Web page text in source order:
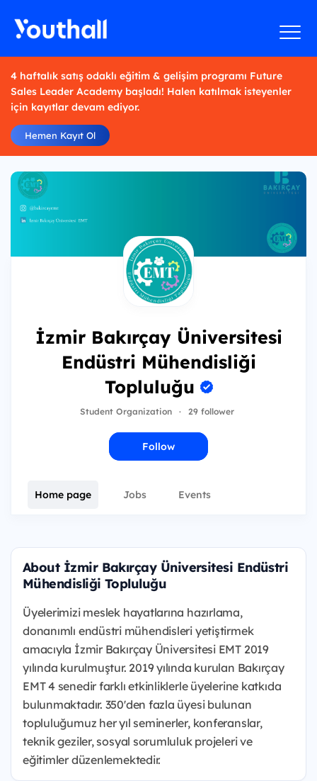
4 haftalık satış odaklı eğitim & gelişim programı Future
Sales Leader Academy başladı! Halen katılmak isteyenler
için kayıtlar devam ediyor.
Hemen Kayıt Ol
İzmir Bakırçay Üniversitesi
Endüstri Mühendisliği
Topluluğu
Student Organization · 29 follower
Follow
Home page Jobs Events
About İzmir Bakırçay Üniversitesi Endüstri
Mühendisliği Topluluğu
Üyelerimizi meslek hayatlarına hazırlama,
donanımlı endüstri mühendisleri yetiştirmek
amacıyla İzmir Bakırçay Üniversitesi EMT 2019
yılında kurulmuştur. 2019 yılında kurulan Bakırçay
EMT 4 senedir farklı etkinliklerle üyelerine katkıda
bulunmaktadır. 350'den fazla üyesi bulunan
topluluğumuz her yıl seminerler, konferanslar,
teknik geziler, sosyal sorumluluk projeleri ve
eğitimler düzenlemektedir.